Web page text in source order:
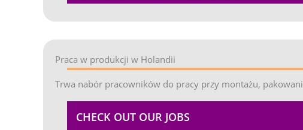
Praca w produkcji w Holandii
Trwa nabór pracowników do pracy przy montażu,
CHECK OUT OUR JOBS